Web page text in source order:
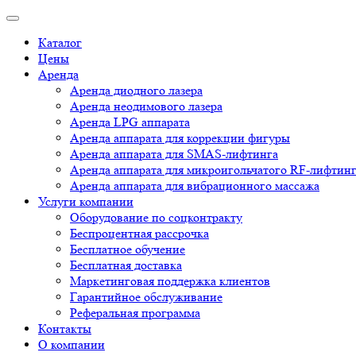
Каталог
Цены
Аренда
Аренда диодного лазера
Аренда неодимового лазера
Аренда LPG аппарата
Аренда аппарата для коррекции фигуры
Аренда аппарата для SMAS-лифтинга
Аренда аппарата для микроигольчатого RF-
Аренда аппарата для вибрационного массажа
Услуги компании
Оборудование по соцконтракту
Беспроцентная рассрочка
Бесплатное обучение
Бесплатная доставка
Маркетинговая поддержка клиентов
Гарантийное обслуживание
Реферальная программа
Контакты
О компании